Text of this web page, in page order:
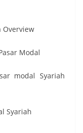
Overview
Modal
modal Syariah
Syariah